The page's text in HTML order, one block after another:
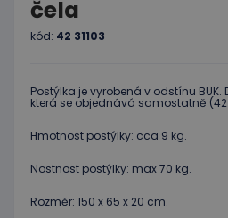
čela
kód: 42 31103
Postýlka je vyrobená v odstínu
která se objednává samostatně (42
Hmotnost postýlky: cca 9 kg.
Nostnost postýlky: max 70 kg.
Rozměr: 150 x 65 x 20 cm.